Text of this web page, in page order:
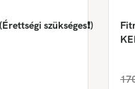
szükséges❗)